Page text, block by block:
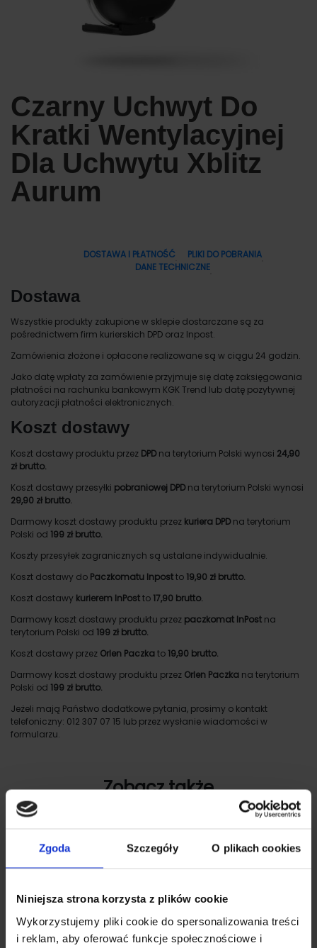
Zgoda Szczegóły O plikach cookies
Niniejsza strona korzysta z plików cookie
Wykorzystujemy pliki cookie do spersonalizowania treści
i reklam, aby oferować funkcje społecznościowe i
Czarny Uchwyt Do
Kratki Wentylacyjnej
Dla Uchwytu Xblitz
Aurum
DOSTAWA I PŁATNOŚĆ
PLIKI DO POBRANIA
DANE TECHNICZNE
Dostawa
Wszystkie produkty zakupione w sklepie dostarczane są za
pośrednictwem firm kurierskich DPD oraz Inpost.
Zamówienia złożone i opłacone realizowane są w ciągu 24 godzin.
Jako datę wpłaty za zamówienie przyjmuje się datę zaksięgowania
płatności na rachunku bankowym KGK Trend lub datę pozytywnej
autoryzacji płatności elektronicznych.
Koszt dostawy
Koszt dostawy produktu przez DPDna terytorium Polski wynosi 24,90
zł brutto.
Koszt dostawy przesyłki pobraniowej DPDna terytorium Polski wynosi
29,90 zł brutto.
Darmowy koszt dostawy produktu przez kuriera DPDna terytorium
Polski od 199 zł brutto.
Koszty przesyłek zagranicznych są ustalane indywidualnie.
Koszt dostawy do Paczkomatu Inpostto 19,90 zł brutto.
Koszt dostawy kurierem InPostto 17,90 brutto.
Darmowy koszt dostawy produktu przez paczkomat InPost na
terytorium Polski od 199 zł brutto.
Koszt dostawy przez Orlen Paczkato 19,90 brutto.
Darmowy koszt dostawy produktu przez Orlen Paczka na terytorium
Polski od 199 zł brutto.
Jeżeli mają Państwo dodatkowe pytania, prosimy o kontakt
telefoniczny: 012 307 07 15 lub przez wysłanie wiadomości w
formularzu.
Zobacz także